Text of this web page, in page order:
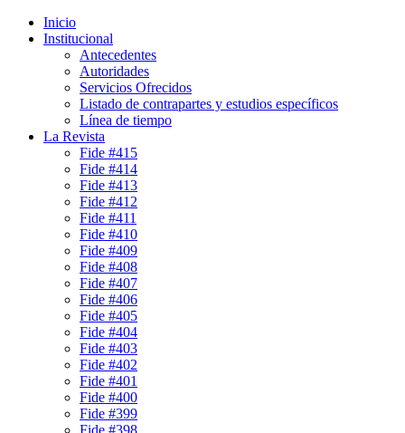
Inicio
Institucional
Antecedentes
Autoridades
Servicios Ofrecidos
Listado de contrapartes y estudios específicos
Línea de tiempo
La Revista
Fide #415
Fide #414
Fide #413
Fide #412
Fide #411
Fide #410
Fide #409
Fide #408
Fide #407
Fide #406
Fide #405
Fide #404
Fide #403
Fide #402
Fide #401
Fide #400
Fide #399
Fide #398